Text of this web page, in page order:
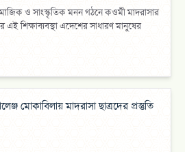
ও সাংস্কৃতিক মনন গঠনে কওমী মাদরাসার
এই শিক্ষাব্যবস্থা এদেশের সাধারণ মানুষের
মোকাবিলায় মাদরাসা ছাত্রদের প্রস্তুতি